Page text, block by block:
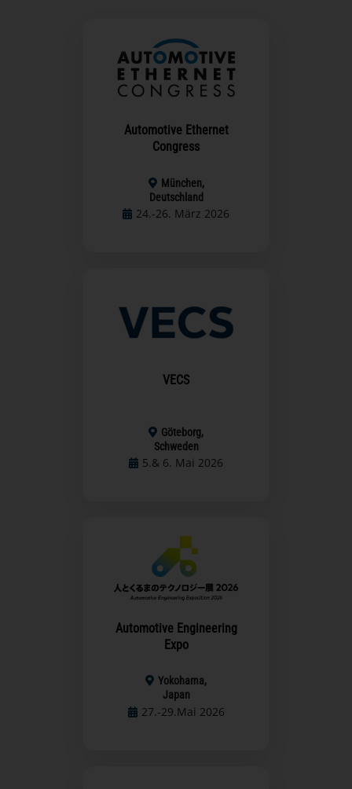
Automotive Ethernet
Congress
München,
Deutschland
24.-26. März 2026
VECS
Göteborg,
Schweden
5.& 6. Mai 2026
Automotive Engineering
Expo
Yokohama,
Japan
27.-29.Mai 2026